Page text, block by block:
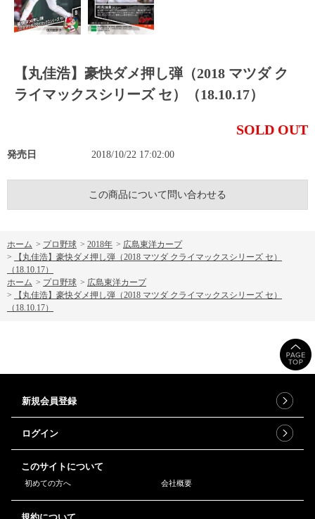
【丸佳浩】豪快ダメ押し弾（2018 マツダ ク
ライマックスシリーズ セ）（18.10.17）
SOLD OUT
発売日 2018/10/22 17:02:00
この商品について問い合わせる
ホーム > プロ野球 > 2018年 > 広島東洋カープ
>
【丸佳浩】豪快ダメ押し弾（2018 マツダ クライマックスシリーズ セ）
（18.10.17）
ホーム > プロ野球 > 広島東洋カープ
>
【丸佳浩】豪快ダメ押し弾（2018 マツダ クライマックスシリーズ セ）
（18.10.17）
新規会員登録
ログイン
このサイトについて
初めての方へ 会社概要